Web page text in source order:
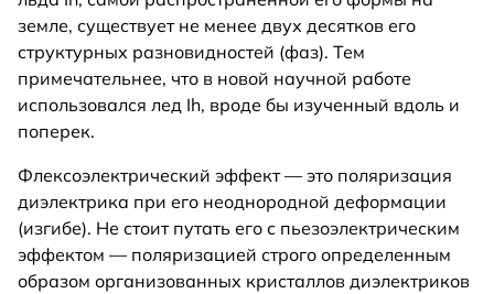
земле, существует не менее двух десятков его
структурных разновидностей (фаз). Тем
примечательнее, что в новой научной работе
использовался лед Ih, вроде бы изученный вдоль и
поперек.
Флексоэлектрический эффект — это поляризация
диэлектрика при его неоднородной деформации
(изгибе). Не стоит путать его с пьезоэлектрическим
эффектом — поляризацией строго определенным
образом организованных кристаллов диэлектриков